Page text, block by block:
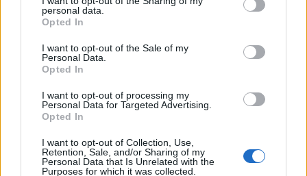
personal data.
Opted In
I want to opt-out of the Sale of my
Personal Data.
Opted In
I want to opt-out of processing my
Personal Data for Targeted Advertising.
Opted In
I want to opt-out of Collection, Use,
Retention, Sale, and/or Sharing of my
Personal Data that Is Unrelated with the
Purposes for which it was collected.
összetettebbnek tartotta. Egy fontos
különbségre ugyanakkor külön is felhívta a
figyelmet.
„Nem állt fenn az a probléma, mint a
nyolcadikosok képességvizsgáján. Az ottani
irodalmi szöveget én még a
tizenkettedikeseknek sem adtam volna” –